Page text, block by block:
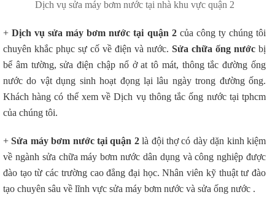
Dịch vụ sửa máy bơm nước tại nhà khu vực quận 2
+ Dịch vụ sửa máy bơm nước tại quận 2của công ty chúng tôi
chuyên khắc phục sự cố về điện và nước. Sửa chữa ống nước bị
bể âm tường, sửa điện chập nổ ở at tô mát, thông tắc đường ống
nước do vật dụng sinh hoạt đọng lại lâu ngày trong đường ống.
Khách hàng có thể xem về Dịch vụ thông tắc ống nước tại tphcm
của chúng tôi.
+ Sửa máy bơm nước tại quận 2là đội thợ có dày dặn kinh kiệm
về ngành sửa chữa máy bơm nước dân dụng và công nghiệp được
đào tạo từ các trường cao đẳng đại học. Nhân viên kỹ thuật tư đào
tạo chuyên sâu về lĩnh vực sửa máy bơm nước và sửa ống nước .